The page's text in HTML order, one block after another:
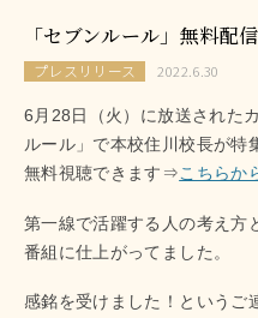
「セブンルール」無料配
プレスリリース 2022.6.30
6月28日（火）に放送された
ルール」で本校住川校長が特
無料視聴できます⇒こちらか
第一線で活躍する人の考え方
番組に仕上がってました。
感銘を受けました！というご